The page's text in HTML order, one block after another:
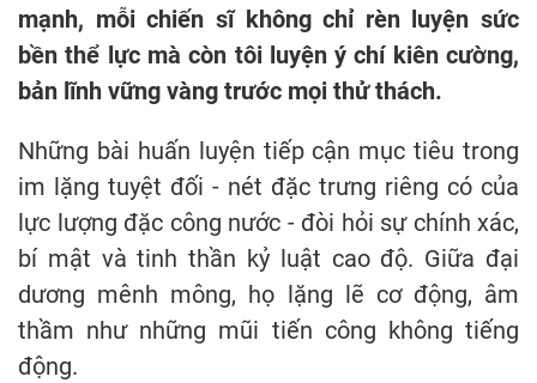
mạnh, mỗi chiến sĩ không chỉ rèn luyện sức
bền thể lực mà còn tôi luyện ý chí kiên cường,
bản lĩnh vững vàng trước mọi thử thách.
Những bài huấn luyện tiếp cận mục tiêu trong
im lặng tuyệt đối - nét đặc trưng riêng có của
lực lượng đặc công nước - đòi hỏi sự chính xác,
bí mật và tinh thần kỷ luật cao độ. Giữa đại
dương mênh mông, họ lặng lẽ cơ động, âm
thầm như những mũi tiến công không tiếng
động.